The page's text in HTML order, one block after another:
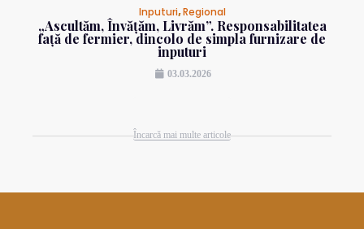
Inputuri,Regional
„Ascultăm, Învățăm, Livrăm”. Responsabilitatea
față de fermier, dincolo de simpla furnizare de
inputuri
03.03.2026
Încarcă mai multe articole